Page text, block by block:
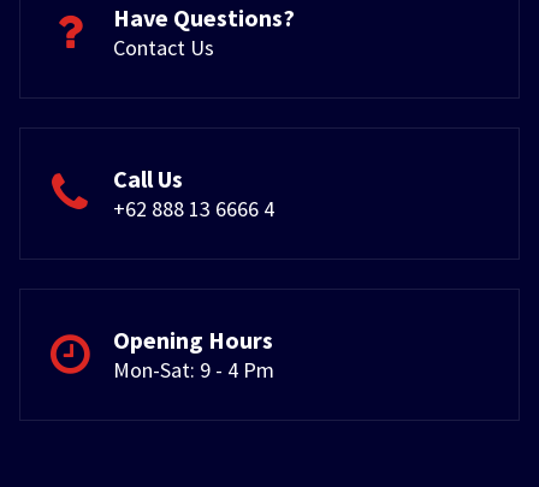
Have Questions?
Contact Us
Call Us
+62 888 13 6666 4
Opening Hours
Mon-Sat: 9 - 4 Pm